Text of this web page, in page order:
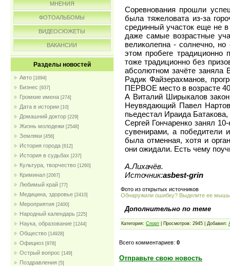
МНЕНИЯ
ФОТОАЛЬБОМЫ
ВИДЕОСЮЖЕТЫ
ВАКАНСИИ
Разделы новостей
Авто [1694]
Бизнес [937]
Громкие имена [274]
Дата в истории [10]
Домашний доктор [229]
Жизнь молодежи [2548]
Земляки [456]
История города [612]
История в судьбах [237]
Культура, творчество [1260]
Криминал [2067]
Любимый край [77]
Медицина, здоровье [2410]
Мероприятия [2400]
Народный календарь [225]
Наука, образование [1244]
Общество [14928]
Официоз [978]
Острый вопрос [149]
Поздравления [5]
Соревнования прошли
была тяжеловата из-за
срединный участок еще не
даже самые возрастные
великолепна - солнечно,
этом пробеге традиционно
тоже традиционно без
абсолютном зачёте
Радик Файзерахманов,
ПЕРВОЕ место в возрасте
А Виталий Ширыкалов
Неувядающий Павел
пьедестал Ираида
Сергей Гончаренко занял
сувенирами, а победители
была отменная, хотя и
они ожидали. Есть чему
А.Лихачёв.
Источник:asbest-grin
Фото из открытых источников
Обнаружили ошибку? Выделите ее
Дополнительно по теме
Категория: Спорт | Просмотров: 2945 | Добавил:
Всего комментариев: 0
Отправьте свою новость